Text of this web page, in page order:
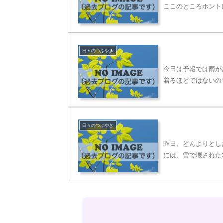
ここのところホン
日々のつぶやき
今日は予報では雨
着るほどではない
日々のつぶやき
昨日、どんよりと
には、雪で壊され